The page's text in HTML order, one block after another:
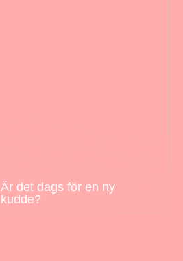
Är det dags för en ny
kudde?